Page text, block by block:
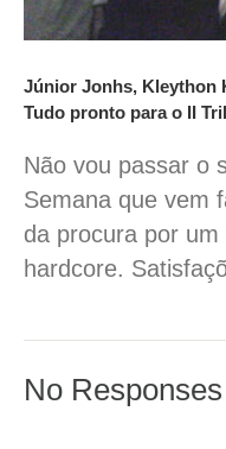
Júnior Jonhs, Kleython
Tudo pronto para o II
Não vou passar o
Semana que vem
da procura por
hardcore.
No